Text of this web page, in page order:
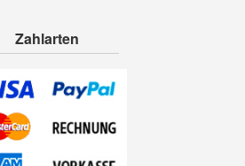
Zahlarten